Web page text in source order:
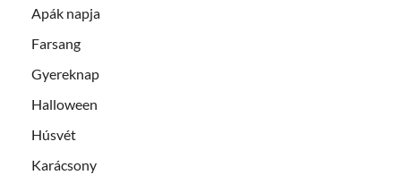
Apák napja
Farsang
Gyereknap
Halloween
Húsvét
Karácsony